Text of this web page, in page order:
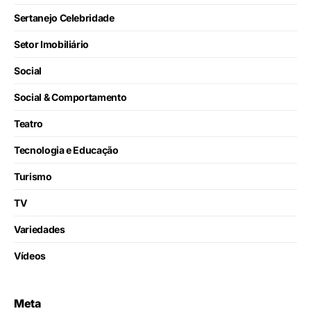
Sertanejo Celebridade
Setor Imobiliário
Social
Social & Comportamento
Teatro
Tecnologia e Educação
Turismo
TV
Variedades
Vídeos
Meta